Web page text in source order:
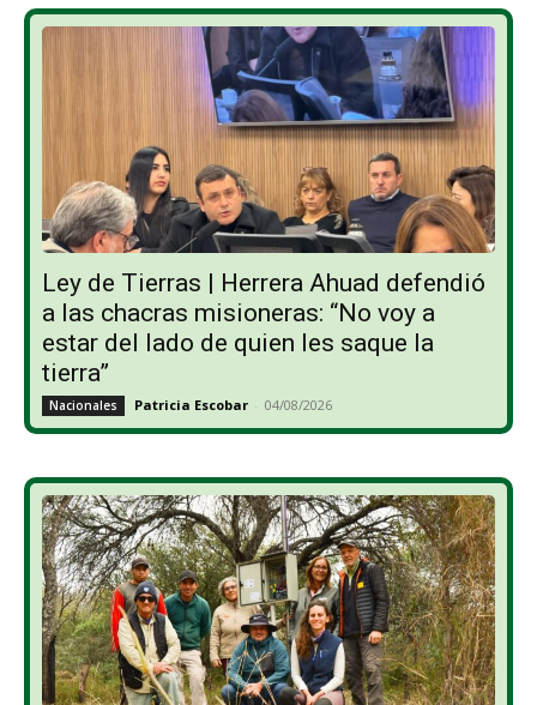
Ley de Tierras | Herrera Ahuad defendió
a las chacras misioneras: “No voy a
estar del lado de quien les saque la
tierra”
Nacionales Patricia Escobar - 04/08/2026